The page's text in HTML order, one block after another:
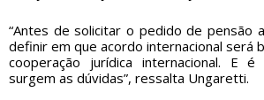
“Antes de solicitar o pedido de pensão
definir em que acordo internacional será
cooperação jurídica internacional. E
surgem as dúvidas”, ressalta Ungaretti.